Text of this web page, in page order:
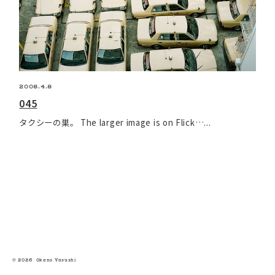
© 2026 Okano Yasushi
2008.4.8
045
タクシーの巣。 The larger image is on Flick…...